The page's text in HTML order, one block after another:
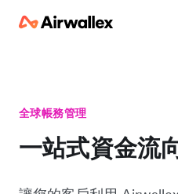
全球帳務管理
一站式資金流